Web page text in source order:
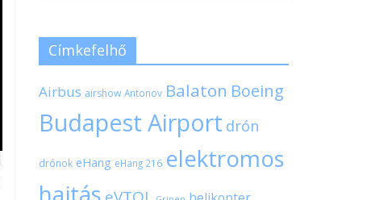
Címkefelhő
Airbus airshow Antonov Balaton Boeing
Budapest Airport drón
drónok eHang eHang 216 elektromos
hajtás